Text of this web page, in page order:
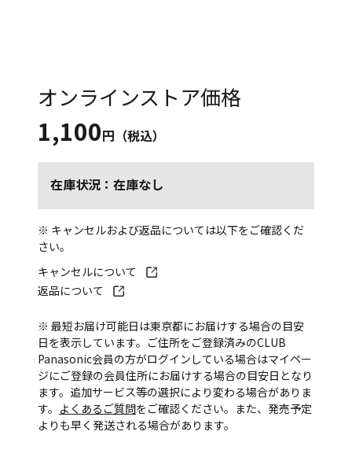
オンラインストア価格
1,100円（税込）
在庫状況：在庫なし
※ キャンセルおよび返品については以下をご確認くだ
さい。
キャンセルについて
返品について
※ 最短お届け可能日は東京都にお届けする場合の目安
日を表示しています。ご住所をご登録済みのCLUB
Panasonic会員の方がログインしている場合はマイペー
ジにご登録の会員住所にお届けする場合の目安日となり
ます。追加サービス等の選択により変わる場合がありま
す。 よくあるご質問をご確認ください。また、発売予定
よりも早く発送される場合があります。